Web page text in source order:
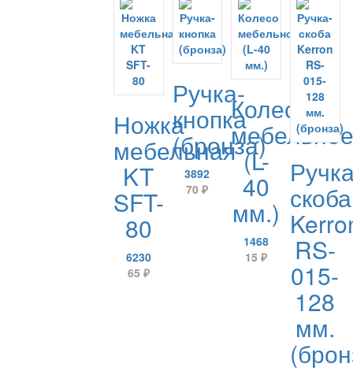
Ножка
мебельная
KT
SFT-
80
6230
65 ₽
Ручка-
кнопка
(бронза)
3892
70₽
Колесо
(L-
40
мм.)
1468
15₽
скоба
RS-
015-
128
мм.